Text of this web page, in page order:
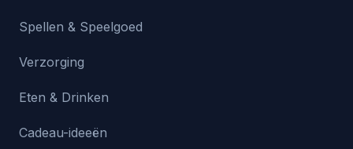
Spellen & Speelgoed
Verzorging
Eten & Drinken
Cadeau-ideeën